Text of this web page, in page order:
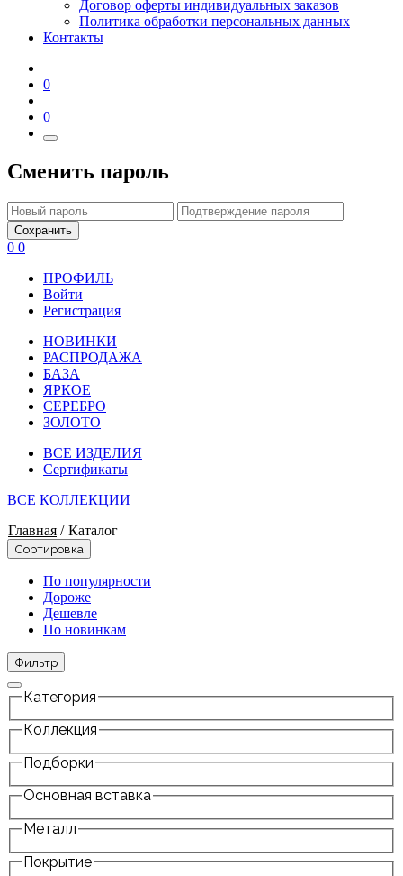
Договор оферты индивидуальных заказов
Политика обработки персональных данных
Контакты
0
0
Сменить пароль
Сохранить
0 0
ПРОФИЛЬ
Войти
Регистрация
НОВИНКИ
РАСПРОДАЖА
БАЗА
ЯРКОЕ
СЕРЕБРО
ЗОЛОТО
ВСЕ ИЗДЕЛИЯ
Сертификаты
ВСЕ КОЛЛЕКЦИИ
Главная / Каталог
Сортировка
По популярности
Дороже
Дешевле
По новинкам
Фильтр
Категория
Коллекция
Подборки
Основная вставка
Металл
Покрытие